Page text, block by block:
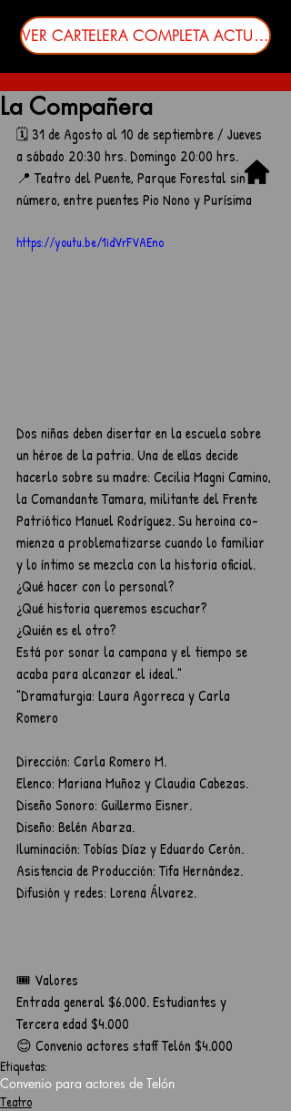
VER CARTELERA COMPLETA ACTUALIZADA
La Compañera
🗓️ 31 de Agosto al 10 de septiembre / Jueves
a sábado 20:30 hrs. Domingo 20:00 hrs.
📍 Teatro del Puente, Parque Forestal sin
número, entre puentes Pio Nono y Purísima
https://youtu.be/1idVrFVAEno
Dos niñas deben disertar en la escuela sobre
un héroe de la patria. Una de ellas decide
hacerlo sobre su madre: Cecilia Magni Camino,
la Comandante Tamara, militante del Frente
Patriótico Manuel Rodríguez. Su heroina co-
mienza a problematizarse cuando lo familiar
y lo íntimo se mezcla con la historia oficial.
¿Qué hacer con lo personal?
¿Qué historia queremos escuchar?
¿Quién es el otro?
Está por sonar la campana y el tiempo se
acaba para alcanzar el ideal."
"Dramaturgia: Laura Agorreca y Carla
Romero
Dirección: Carla Romero M.
Elenco: Mariana Muñoz y Claudia Cabezas.
Diseño Sonoro: Guillermo Eisner.
Diseño: Belén Abarza.
Iluminación: Tobías Díaz y Eduardo Cerón.
Asistencia de Producción: Tifa Hernández.
Difusión y redes: Lorena Álvarez.
🎟️ Valores
Entrada general $6.000. Estudiantes y
Tercera edad $4.000
😊 Convenio actores staff Telón $4.000
Etiquetas:
Convenio para actores de Telón
Teatro